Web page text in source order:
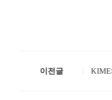
이전글